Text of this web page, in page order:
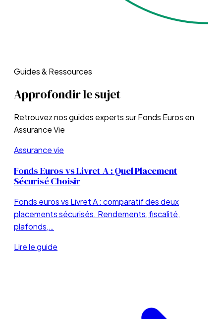
Guides & Ressources
Approfondir le sujet
Retrouvez nos guides experts surFonds Euros en
Assurance Vie
Assurance vie
Fonds Euros vs Livret A : Quel Placement
Sécurisé Choisir
Fonds euros vs Livret A : comparatif des deux
placements sécurisés. Rendements, fiscalité,
plafonds,…
Lire le guide